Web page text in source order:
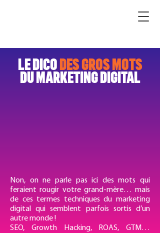
LE DICODESGROS MOTS
DU MARKETING DIGITAL
Non, on ne parle pas ici des mots qui
feraient rougir votre grand-mère… mais
de ces termes techniques du marketing
digital qui semblent parfois sortis d’un
autre monde !
SEO, Growth Hacking, ROAS, GTM…